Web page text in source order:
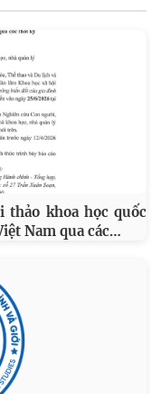
thảo khoa học quốc
Nam qua các…